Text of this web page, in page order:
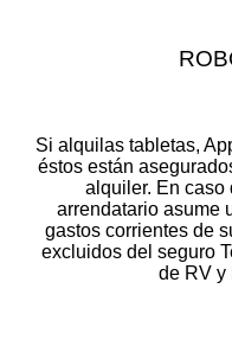
Si alquilas tabletas,
éstos están
alquiler. En caso
arrendatario asume
gastos corrientes de
excluidos del seguro
de RV y